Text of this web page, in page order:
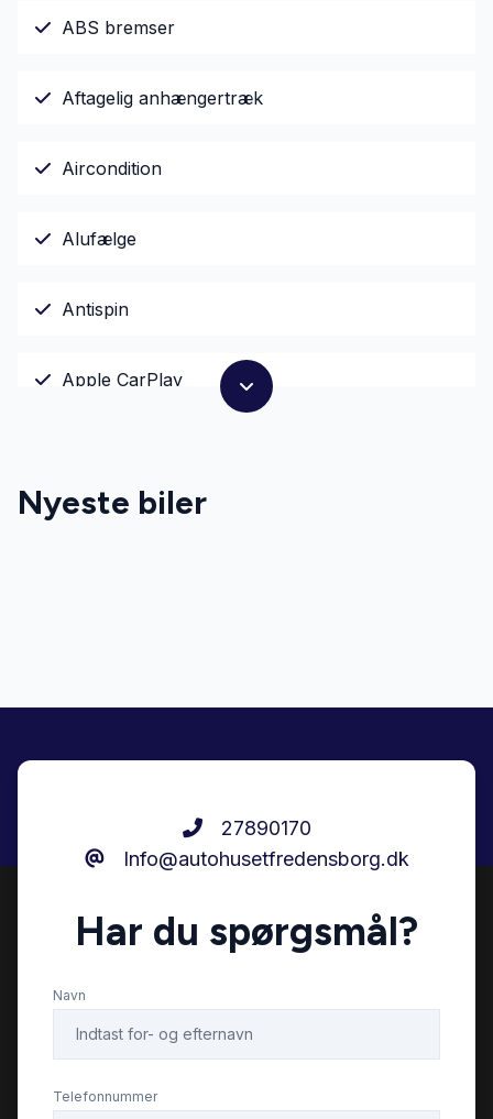
ABS bremser
Aftagelig anhængertræk
Aircondition
Alufælge
Antispin
Apple CarPlay
Auto nedblændelig bakspejl
Bi-xenon lygter
Bluetooth
Delvis lædersæder
Nyeste biler
27890170
Info@autohusetfredensborg.dk
Har du spørgsmål?
Navn
Telefonnummer